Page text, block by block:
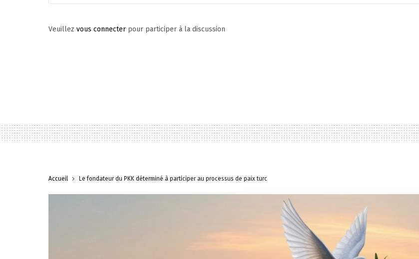
Veuillez vous connecter pour participer à la discussion
Accueil Le fondateur du PKK déterminé à participer au processus de paix turc